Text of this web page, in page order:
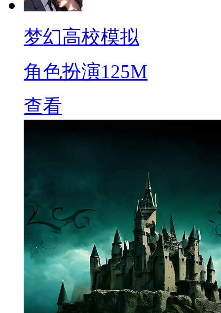
梦幻高校模拟
角色扮演125M
查看